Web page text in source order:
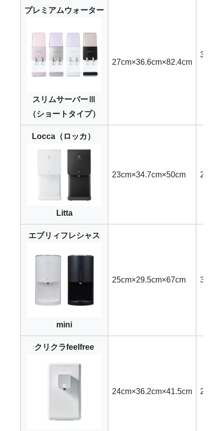
プレミアムウォーター
スリムサーバーⅢ
（ショートタイプ）
27cm×36.6cm×82.4cm
3,974
Locca（ロッカ）
Litta
23cm×34.7cm×50cm 2,580
エブリィフレシャス
mini
25cm×29.5cm×67cm 3,300
クリクラfeelfree
24cm×36.2cm×41.5cm 2,680